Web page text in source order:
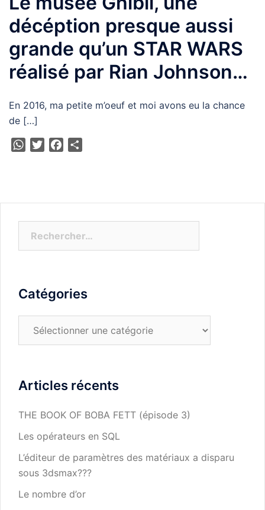
décéption presque aussi
grande qu’un STAR WARS
réalisé par Rian Johnson…
En 2016, ma petite m’oeuf et moi avons eu la chance
de […]
WhatsApp
TwitterFacebook
Catégories
Articles récents
THE BOOK OF BOBA FETT (épisode 3)
Les opérateurs en SQL
L’éditeur de paramètres des matériaux a disparu
sous 3dsmax???
Le nombre d’or